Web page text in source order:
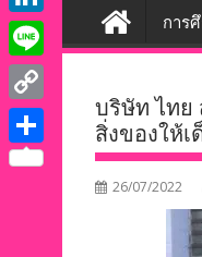
การ
บริษัท ไทย
สิ่งของให้
26/07/2022
c
e
b
o
o
w
i
t
e
L
i
n
k
e
L
i
n
C
o
S